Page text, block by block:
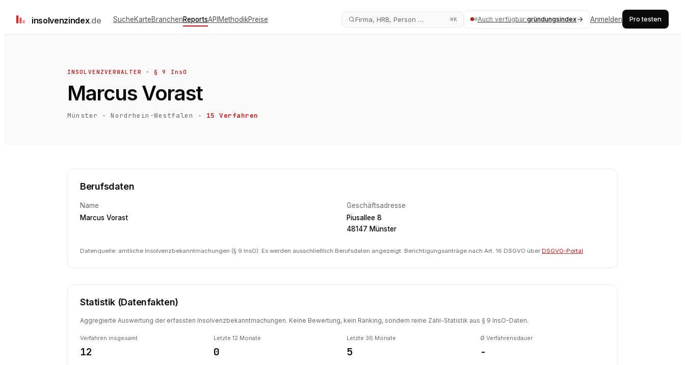
insolvenzindex.de SucheKarteBranchenReportsAPIMethodikPreise Firma, HRB, Person … ⌘K Auch verfügbar:gründungsindex Anmelden Pro testen
INSOLVENZVERWALTER · § 9 InsO
Marcus Vorast
Münster ·Nordrhein-Westfalen · 15 Verfahren
Berufsdaten
Name
Marcus Vorast
Geschäftsadresse
Piusallee 8
48147 Münster
Datenquelle: amtliche Insolvenzbekanntmachungen (§ 9 InsO). Es werden ausschließlich Berufsdaten angezeigt. Berichtigungsanträge nach Art. 16 DSGVO über DSGVO-Portal.
Statistik (Datenfakten)
Aggregierte Auswertung der erfassten Insolvenzbekanntmachungen. Keine Bewertung, kein Ranking, sondern reine Zähl-Statistik aus § 9 InsO-Daten.
Verfahren insgesamt
12
Letzte 12 Monate
0
Letzte 36 Monate
5
Ø Verfahrensdauer
-